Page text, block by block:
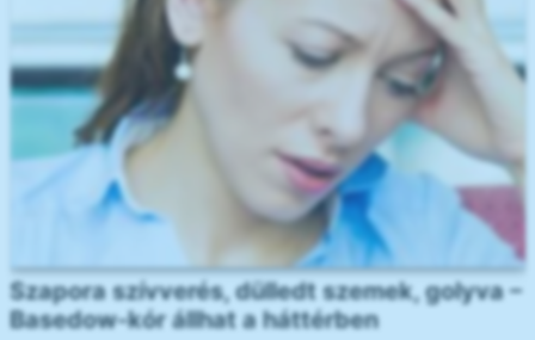
Szapora szívverés, dülledt szemek, golyva –
Basedow-kór állhat a háttérben